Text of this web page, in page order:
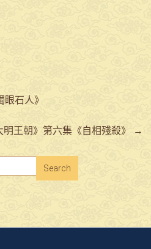
石人》
明王朝》第六集《自相殘殺》 →